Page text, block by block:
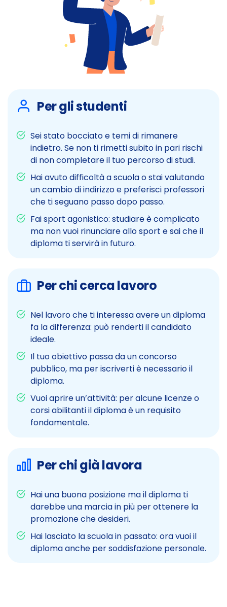
Per gli studenti
Sei stato bocciato e temi di rimanere
indietro. Se non ti rimetti subito in pari rischi
di non completare il tuo percorso di studi.
Hai avuto difficoltà a scuola o stai valutando
un cambio di indirizzo e preferisci professori
che ti seguano passo dopo passo.
Fai sport agonistico: studiare è complicato
ma non vuoi rinunciare allo sport e sai che il
diploma ti servirà in futuro.
Per chi cerca lavoro
Nel lavoro che ti interessa avere un diploma
fa la differenza: può renderti il candidato
ideale.
Il tuo obiettivo passa da un concorso
pubblico, ma per iscriverti è necessario il
diploma.
Vuoi aprire un’attività: per alcune licenze o
corsi abilitanti il diploma è un requisito
fondamentale.
Per chi già lavora
Hai una buona posizione ma il diploma ti
darebbe una marcia in più per ottenere la
promozione che desideri.
Hai lasciato la scuola in passato: ora vuoi il
diploma anche per soddisfazione personale.